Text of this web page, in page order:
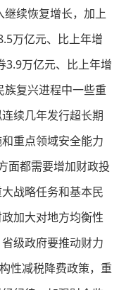
续恢复增长，加上
万亿元、比上年增
3.9万亿元、比上年增
复兴进程中一些重
续几年发行超长期
重点领域安全能力
面都需要增加财政投
战略任务和基本民
加大对地方均衡性
级政府要推动财力
性减税降费政策，重